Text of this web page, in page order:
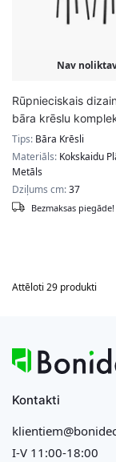
Nav
Rūpnieciskais
bāra krēslu
Tips: Bāra Krēsli
Materiāls: Kokskaidu
Metāls
Dziļums cm:37
Bezmaksas piegāde!
Attēloti 29 produkti
Kontakti
I-V 11:00-18:00